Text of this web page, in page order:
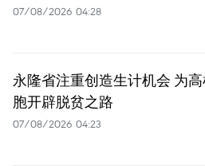
07/08/2026 04:28
永隆省注重创造生计机会 为
胞开辟脱贫之路
07/08/2026 04:23